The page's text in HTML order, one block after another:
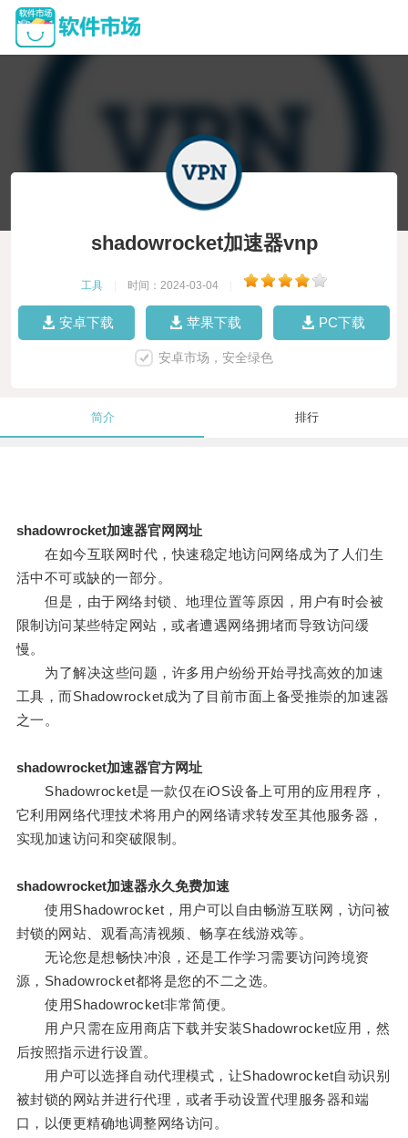
shadowrocket加速器vnp
工具 时间：2024-03-04
安卓下载 苹果下载 PC下载
安卓市场，安全绿色
简介 排行
shadowrocket加速器官网网址
在如今互联网时代，快速稳定地访问网络成为了人们生
活中不可或缺的一部分。
但是，由于网络封锁、地理位置等原因，用户有时会被
限制访问某些特定网站，或者遭遇网络拥堵而导致访问缓
慢。
为了解决这些问题，许多用户纷纷开始寻找高效的加速
工具，而Shadowrocket成为了目前市面上备受推崇的加速器
之一。
shadowrocket加速器官方网址
Shadowrocket是一款仅在iOS设备上可用的应用程序，
它利用网络代理技术将用户的网络请求转发至其他服务器，
实现加速访问和突破限制。
shadowrocket加速器永久免费加速
使用Shadowrocket，用户可以自由畅游互联网，访问被
封锁的网站、观看高清视频、畅享在线游戏等。
无论您是想畅快冲浪，还是工作学习需要访问跨境资
源，Shadowrocket都将是您的不二之选。
使用Shadowrocket非常简便。
用户只需在应用商店下载并安装Shadowrocket应用，然
后按照指示进行设置。
用户可以选择自动代理模式，让Shadowrocket自动识别
被封锁的网站并进行代理，或者手动设置代理服务器和端
口，以便更精确地调整网络访问。